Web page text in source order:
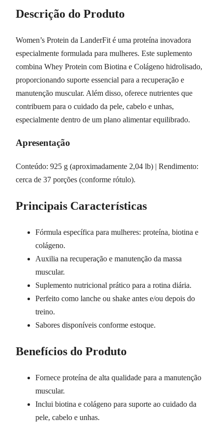
Descrição do Produto
Women’s Protein da LanderFit é uma proteína inovadora
especialmente formulada para mulheres. Este suplemento
combina Whey Protein com Biotina e Colágeno hidrolisado,
proporcionando suporte essencial para a recuperação e
manutenção muscular. Além disso, oferece nutrientes que
contribuem para o cuidado da pele, cabelo e unhas,
especialmente dentro de um plano alimentar equilibrado.
Apresentação
Conteúdo: 925 g (aproximadamente 2,04 lb) | Rendimento:
cerca de 37 porções (conforme rótulo).
Principais Características
Fórmula específica para mulheres: proteína, biotina e
colágeno.
Auxilia na recuperação e manutenção da massa
muscular.
Suplemento nutricional prático para a rotina diária.
Perfeito como lanche ou shake antes e/ou depois do
treino.
Sabores disponíveis conforme estoque.
Benefícios do Produto
Fornece proteína de alta qualidade para a manutenção
muscular.
Inclui biotina e colágeno para suporte ao cuidado da
pele, cabelo e unhas.